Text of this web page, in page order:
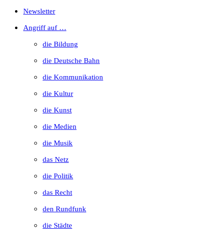
search
panel.
Newsletter
Angriff auf …
die Bildung
die Deutsche Bahn
die Kommunikation
die Kultur
die Kunst
die Medien
die Musik
das Netz
die Politik
das Recht
den Rundfunk
die Städte